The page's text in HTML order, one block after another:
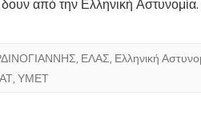
από την Ελληνική Αστυνομία.
, ΕΛΑΣ, Ελληνική
,ΥΜΕΤ